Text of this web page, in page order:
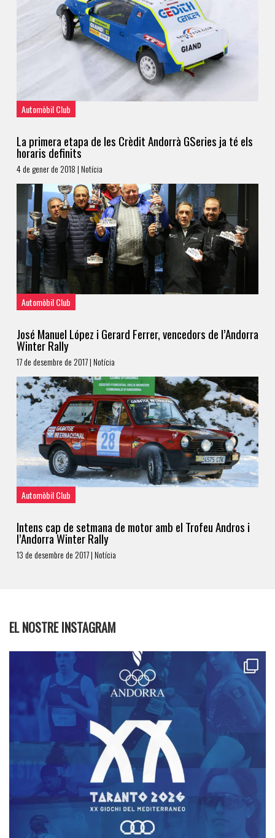
Automòbil Club
La primera etapa de les Crèdit Andorrà GSeries ja té els
horaris definits
4 de gener de 2018 | Notícia
Automòbil Club
José Manuel López i Gerard Ferrer, vencedors de l’Andorra
Winter Rally
17 de desembre de 2017 | Notícia
Automòbil Club
Intens cap de setmana de motor amb el Trofeu Andros i
l’Andorra Winter Rally
13 de desembre de 2017 | Notícia
EL NOSTRE INSTAGRAM